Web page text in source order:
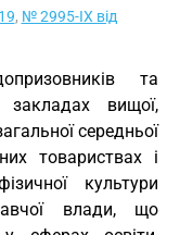
, № 2995-IX від
та
закладах вищої,
середньої
товариствах і
культури
влади, що